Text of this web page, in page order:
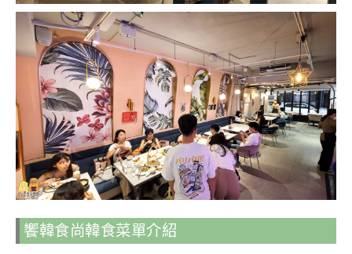
饗韓食尚韓食菜單介紹